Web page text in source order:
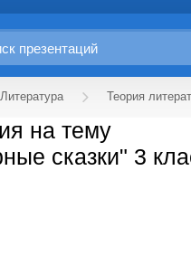
Литература Теория
на тему
сказки" 3